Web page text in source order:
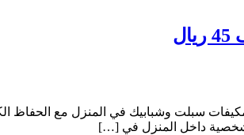
سبلت وشبابيك في المنزل مع الحفاظ
داخل المنزل في […]